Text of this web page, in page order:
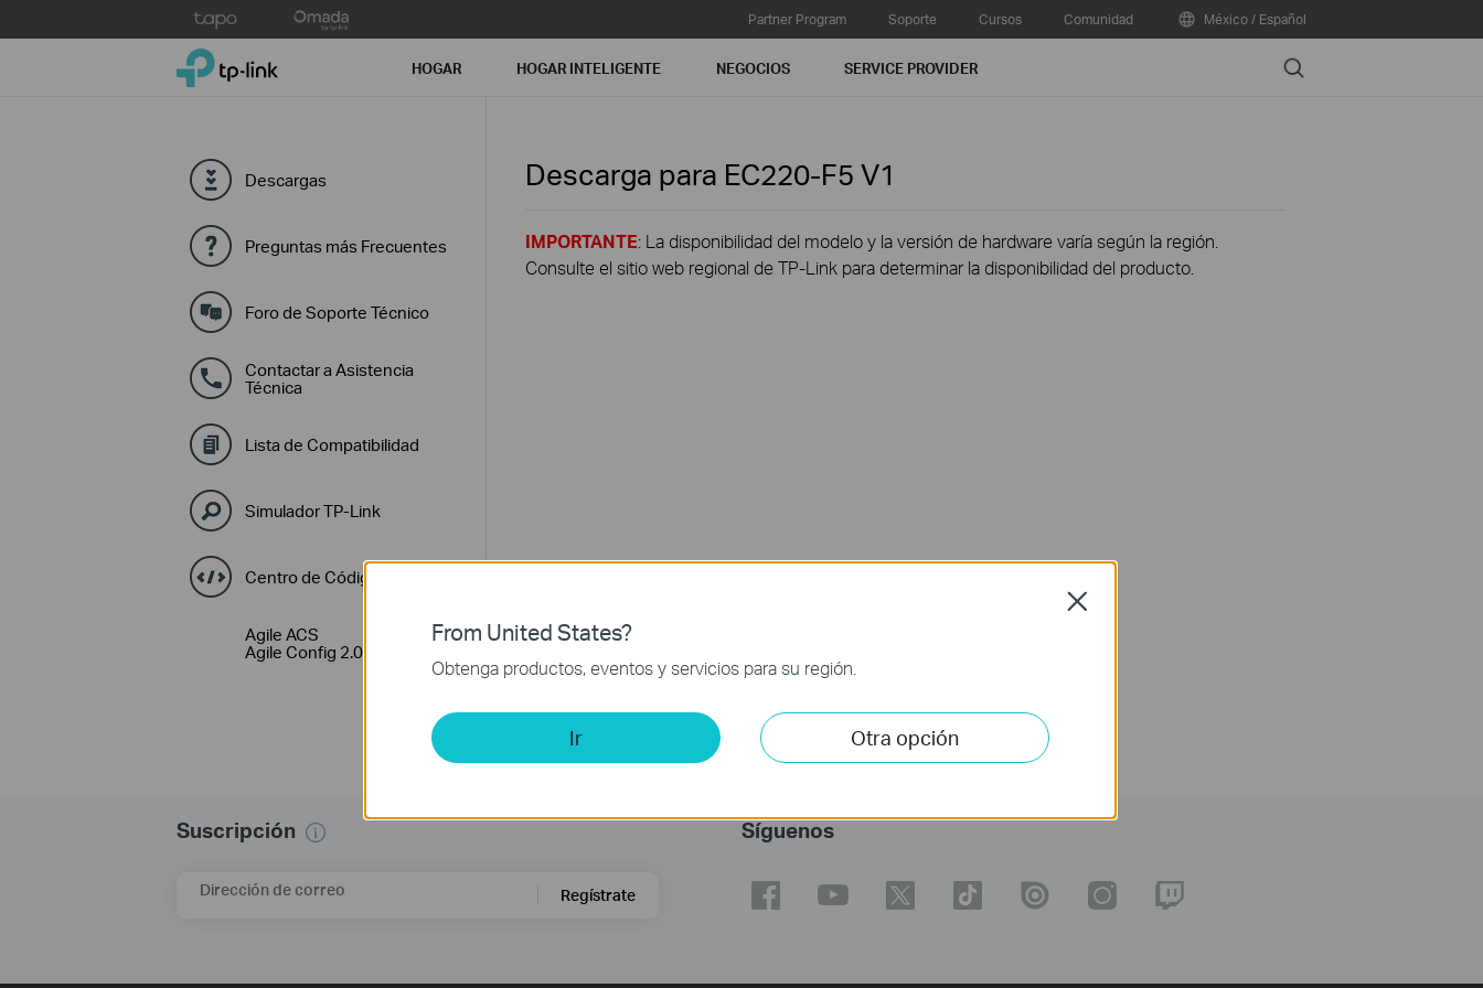
to
Partner Program Soporte Cursos Comunidad México / Español
TP-Link, Reliably Smart HOGAR HOGAR INTELIGENTE NEGOCIOS SERVICE PROVIDER Search
Descargas
Preguntas más Frecuentes
Foro de Soporte Técnico
Contactar a Asistencia
Técnica
Lista de Compatibilidad
Simulador TP-Link
Centro de Códigos GPL
Agile ACS
Agile Config 2.0
Descarga para EC220-F5 V1
IMPORTANTE: La disponibilidad del modelo y la versión de hardware varía según la región.
Consulte el sitio web regional de TP-Link para determinar la disponibilidad del producto.
Suscripción
Dirección de correo Regístrate
Síguenos
From United States?
Obtenga productos, eventos y servicios para su región.
Ir Otra opción
Close